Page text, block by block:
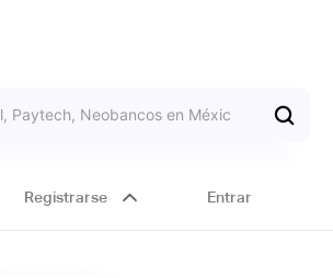
Registrarse Entrar